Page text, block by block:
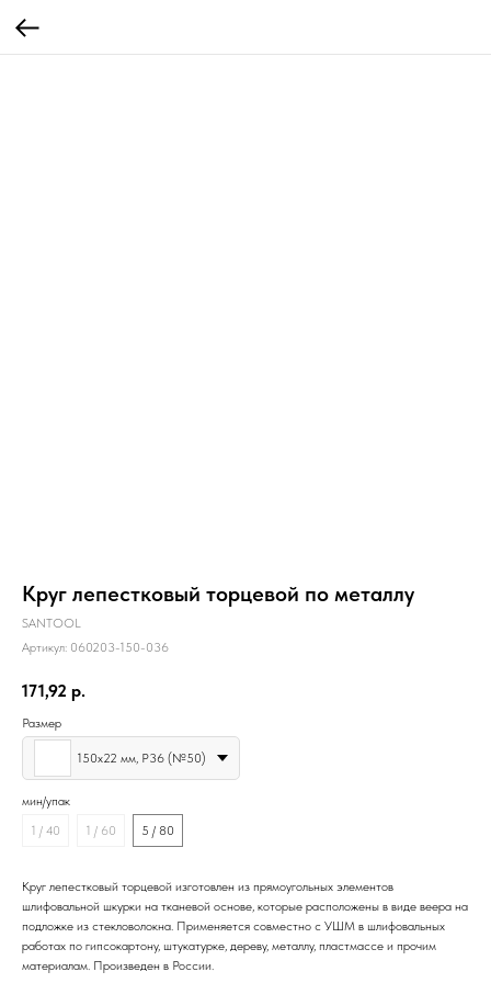
Круг лепестковый торцевой по металлу
SANTOOL
Артикул: 060203-150-036
171,92 р.
Размер
150х22 мм, P36 (№50)
мин/упак
1 / 40
1 / 60 5 / 80
Круг лепестковый торцевой изготовлен из прямоугольных элементов
шлифовальной шкурки на тканевой основе, которые расположены в виде веера на
подложке из стекловолокна. Применяется совместно с УШМ в шлифовальных
работах по гипсокартону, штукатурке, дереву, металлу, пластмассе и прочим
материалам. Произведен в России.